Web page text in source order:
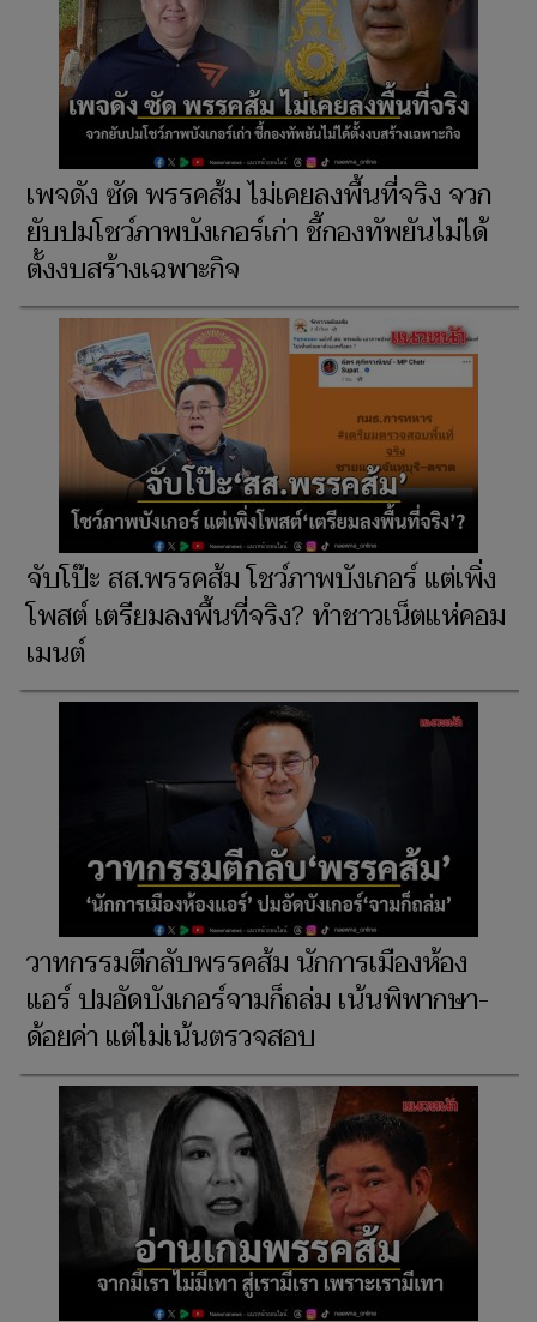
เพจดัง ซัด พรรคส้ม ไม่เคยลงพื้นที่จริง จวก
ยับปมโชว์ภาพบังเกอร์เก่า ชี้กองทัพยันไม่ได้
ตั้งงบสร้างเฉพาะกิจ
จับโป๊ะ สส.พรรคส้ม โชว์ภาพบังเกอร์ แต่เพิ่ง
โพสต์ เตรียมลงพื้นที่จริง? ทำชาวเน็ตแห่คอม
เมนต์
วาทกรรมตีกลับพรรคส้ม นักการเมืองห้อง
แอร์ ปมอัดบังเกอร์จามก็ถล่ม เน้นพิพากษา-
ด้อยค่า แต่ไม่เน้นตรวจสอบ